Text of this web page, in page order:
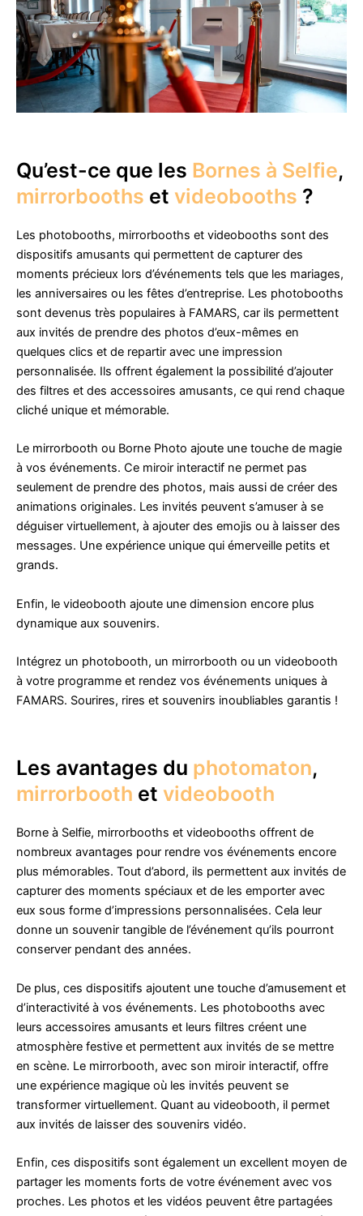
Qu’est-ce que les Bornes à Selfie,
mirrorbooths et videobooths ?
Les photobooths, mirrorbooths et videobooths sont des
dispositifs amusants qui permettent de capturer des
moments précieux lors d’événements tels que les mariages,
les anniversaires ou les fêtes d’entreprise. Les photobooths
sont devenus très populaires à FAMARS, car ils permettent
aux invités de prendre des photos d’eux-mêmes en
quelques clics et de repartir avec une impression
personnalisée. Ils offrent également la possibilité d’ajouter
des filtres et des accessoires amusants, ce qui rend chaque
cliché unique et mémorable.
Le mirrorbooth ou Borne Photo ajoute une touche de magie
à vos événements. Ce miroir interactif ne permet pas
seulement de prendre des photos, mais aussi de créer des
animations originales. Les invités peuvent s’amuser à se
déguiser virtuellement, à ajouter des emojis ou à laisser des
messages. Une expérience unique qui émerveille petits et
grands.
Enfin, le videobooth ajoute une dimension encore plus
dynamique aux souvenirs.
Intégrez un photobooth, un mirrorbooth ou un videobooth
à votre programme et rendez vos événements uniques à
FAMARS. Sourires, rires et souvenirs inoubliables garantis !
Les avantages du photomaton,
mirrorbooth et videobooth
Borne à Selfie, mirrorbooths et videobooths offrent de
nombreux avantages pour rendre vos événements encore
plus mémorables. Tout d’abord, ils permettent aux invités de
capturer des moments spéciaux et de les emporter avec
eux sous forme d’impressions personnalisées. Cela leur
donne un souvenir tangible de l’événement qu’ils pourront
conserver pendant des années.
De plus, ces dispositifs ajoutent une touche d’amusement et
d’interactivité à vos événements. Les photobooths avec
leurs accessoires amusants et leurs filtres créent une
atmosphère festive et permettent aux invités de se mettre
en scène. Le mirrorbooth, avec son miroir interactif, offre
une expérience magique où les invités peuvent se
transformer virtuellement. Quant au videobooth, il permet
aux invités de laisser des souvenirs vidéo.
Enfin, ces dispositifs sont également un excellent moyen de
partager les moments forts de votre événement avec vos
proches. Les photos et les vidéos peuvent être partagées